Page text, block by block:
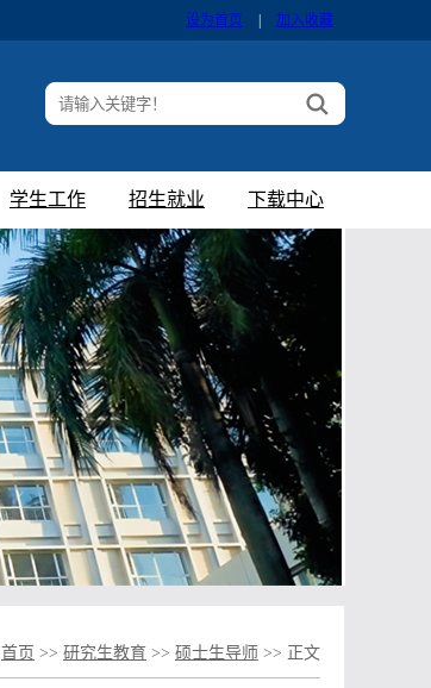
设为首页 加入收藏
学生工作 招生就业 下载中心
首页 >> 研究生教育 >> 硕士生导师 >> 正文